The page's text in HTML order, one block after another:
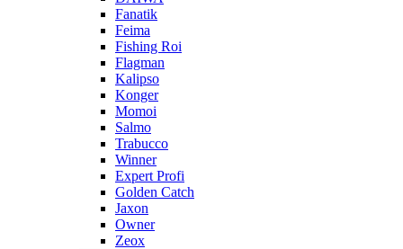
Fanatik
Feima
Fishing Roi
Flagman
Kalipso
Konger
Momoi
Salmo
Trabucco
Winner
Expert Profi
Golden Catch
Jaxon
Owner
Zeox